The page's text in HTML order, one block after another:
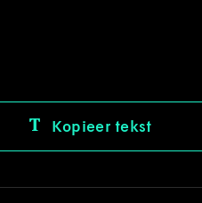
Kopieer tekst